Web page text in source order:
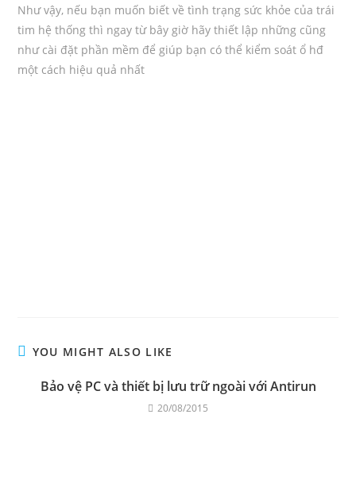
Như vậy, nếu bạn muốn biết về tình trạng sức khỏe của trái
tim hệ thống thì ngay từ bây giờ hãy thiết lập những cũng
như cài đặt phần mềm để giúp bạn có thể kiểm soát ổ hđ
một cách hiệu quả nhất
YOU MIGHT ALSO LIKE
Bảo vệ PC và thiết bị lưu trữ ngoài với Antirun
20/08/2015